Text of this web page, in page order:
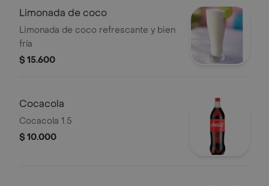
Limonada de coco
Limonada de coco refrescante y bien
fría
$ 15.600
Cocacola
Cocacola 1.5
$ 10.000